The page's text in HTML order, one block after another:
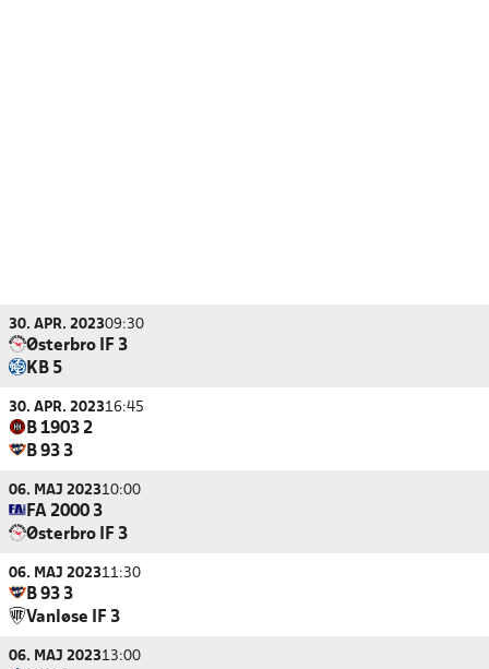
30. APR. 202309:30
Østerbro IF 3
KB 5
30. APR. 202316:45
B 1903 2
B 93 3
06. MAJ 202310:00
FA 2000 3
Østerbro IF 3
06. MAJ 202311:30
B 93 3
Vanløse IF 3
06. MAJ 202313:00